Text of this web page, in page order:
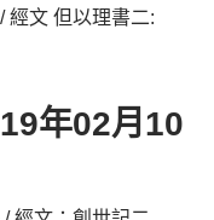
經文 但以理書二:
年02月10